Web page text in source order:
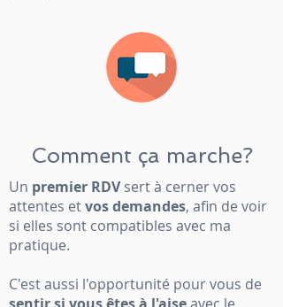
Comment ça marche?
Un premier RDVsert à cerner vos
attentes etvos demandes, afin de voir
si elles sont compatibles avec ma
pratique.
C'est aussi l'opportunité pour vous de